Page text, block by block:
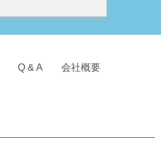
Q & A 会社概要